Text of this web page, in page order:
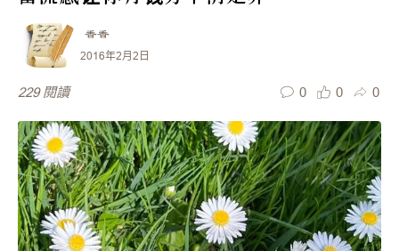
香香
2016年2月2日
229 閱讀 0 0 0